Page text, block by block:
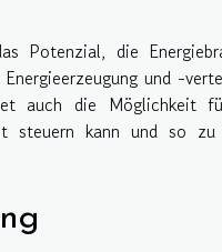
Potenzial, die
und -
auch die Möglichkeit
steuern kann und so zu